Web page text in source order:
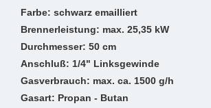
Farbe: schwarz emailliert
Brennerleistung: max. 25,35 kW
Durchmesser: 50 cm
Anschluß: 1/4" Linksgewinde
Gasverbrauch: max. ca. 1500 g/h
Gasart: Propan - Butan